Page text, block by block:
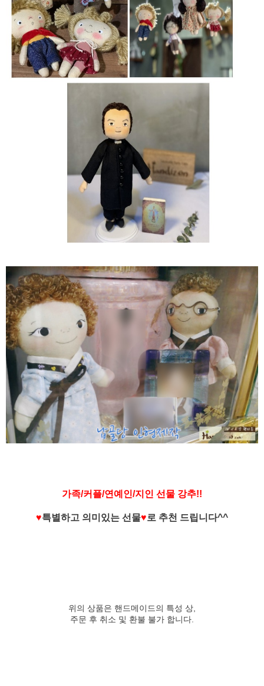
가족/커플/연예인/지인 선물 강추!!
♥특별하고 의미있는 선물♥로 추천 드립니다^^
위의 상품은 핸드메이드의 특성 상,
주문 후 취소 및 환불 불가 합니다.